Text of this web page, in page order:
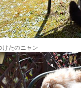
けたのニャン